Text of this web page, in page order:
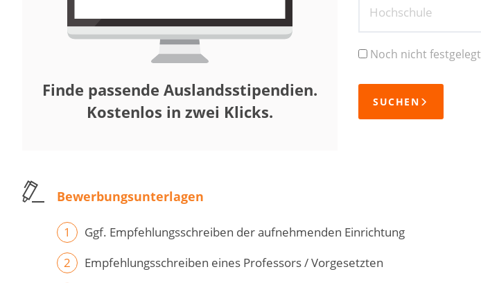
Finde passende Auslandsstipendien.
Kostenlos in zwei Klicks.
Hochschule
Noch nicht festgelegt
SUCHEN
Bewerbungsunterlagen
Ggf. Empfehlungsschreiben der aufnehmenden Einrichtung
Empfehlungsschreiben eines Professors / Vorgesetzten